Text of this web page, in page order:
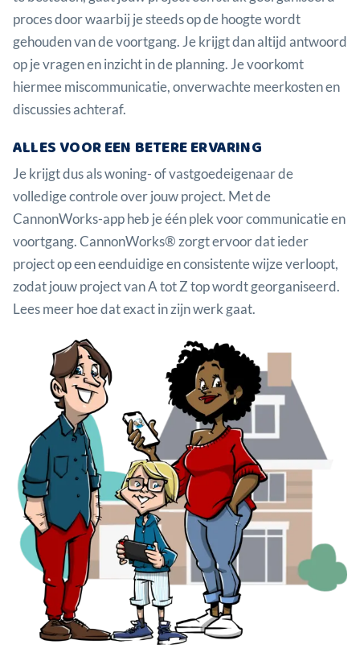
proces door waarbij je steeds op de hoogte wordt
gehouden van de voortgang. Je krijgt dan altijd antwoord
op je vragen en inzicht in de planning. Je voorkomt
hiermee miscommunicatie, onverwachte meerkosten en
discussies achteraf.
ALLES VOOR EEN BETERE ERVARING
Je krijgt dus als woning- of vastgoedeigenaar de
volledige controle over jouw project. Met de
CannonWorks-app heb je één plek voor communicatie en
voortgang. CannonWorks® zorgt ervoor dat ieder
project op een eenduidige en consistente wijze verloopt,
zodat jouw project van A tot Z top wordt georganiseerd.
Lees meer hoe dat exact in zijn werk gaat.